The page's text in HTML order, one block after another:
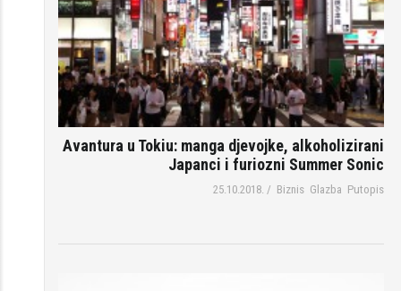
Avantura u Tokiu: manga djevojke, alkoholizirani
Japanci i furiozni Summer Sonic
25.10.2018. / Biznis Glazba Putopis